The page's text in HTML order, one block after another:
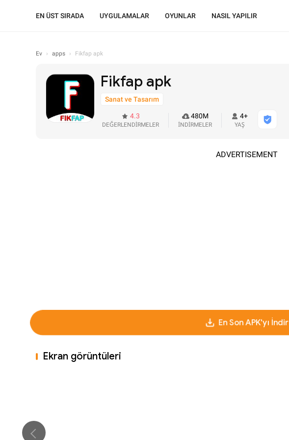
EN ÜST SIRADA UYGULAMALAR OYUNLAR NASIL YAPILIR
Ev › apps › Fikfap apk
Fikfap apk
Sanat ve Tasarım
4.3
DEĞERLENDİRMELER
480M
İNDİRMELER
4+
YAŞ
ADVERTISEMENT
En Son APK'yı İndir
Ekran görüntüleri